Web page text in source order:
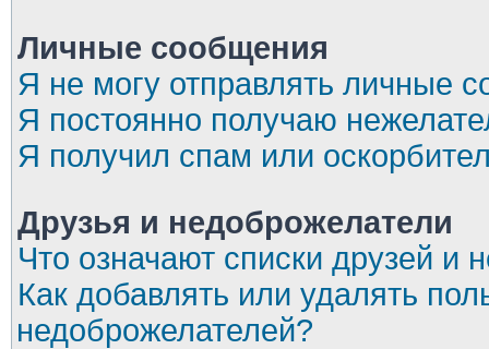
Личные сообщения
Я не могу отправлять личные
Я постоянно получаю
Я получил спам или
Друзья и недоброжелатели
Что означают списки друзей и
Как добавлять или удалять
недоброжелателей?